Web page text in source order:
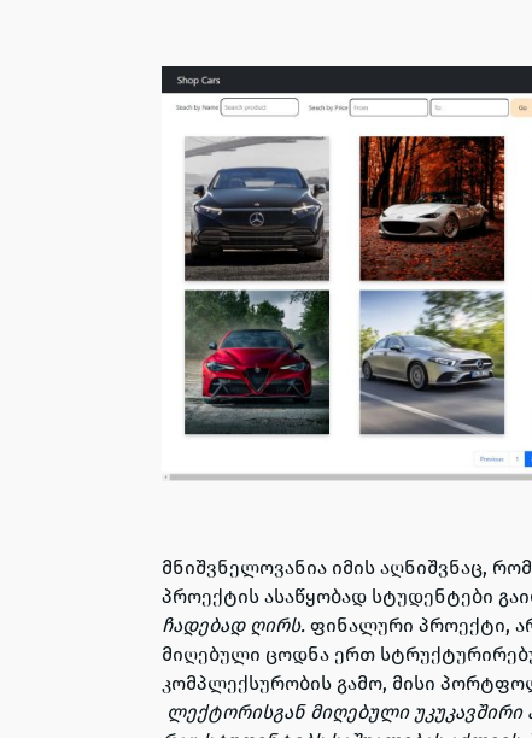
მნიშვნელოვანია იმის აღნიშვნაც,
პროექტის ასაწყობად სტუდენტები
ჩადებად ღირს. ფინალური პროექტი,
მიღებული ცოდნა ერთ
კომპლექსურობის გამო, მისი
ლექტორისგან მიღებული უკუკავშირი